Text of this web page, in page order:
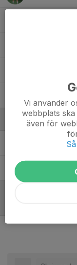
Ledare
Hanna Neman
Paulina
Vi använder
webbplats
även för